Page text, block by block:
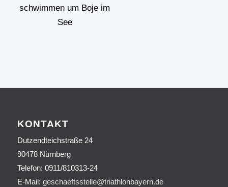
KONTAKT
Dutzendteichstraße 24
90478 Nürnberg
Telefon: 0911/810313-24
E-Mail: geschaeftsstelle@triathlonbayern.de